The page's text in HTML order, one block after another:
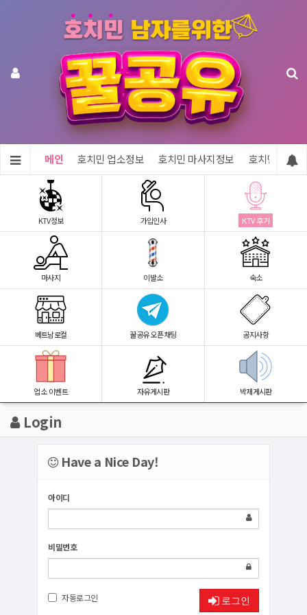
메인 호치민 업소정보 호치민 마사지정보 호치민 숙소
KTV정보 가입인사 KTV 후기
마사지 이발소 숙소
베트남로컬 꿀공유 오픈채팅 공지사항
업소 이벤트 자유게시판 박제게시판
Login
Have a Nice Day!
아이디
비밀번호
자동로그인 로그인